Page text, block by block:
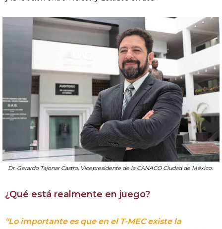
Dr. Gerardo Tajonar Castro, Vicepresidente de la CANACO Ciudad de México.
¿Qué está realmente en juego?
“Lo importante es que en el T-MEC existe la